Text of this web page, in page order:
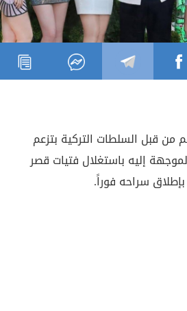
من قبل السلطات التركية بتزعم
إليه باستغلال فتيات قصر
سراحه فوراً.